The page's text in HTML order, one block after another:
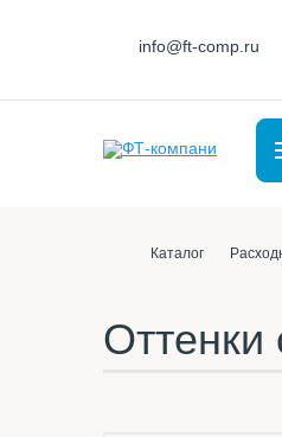
info@ft-comp.ru
Каталог
Оттенки